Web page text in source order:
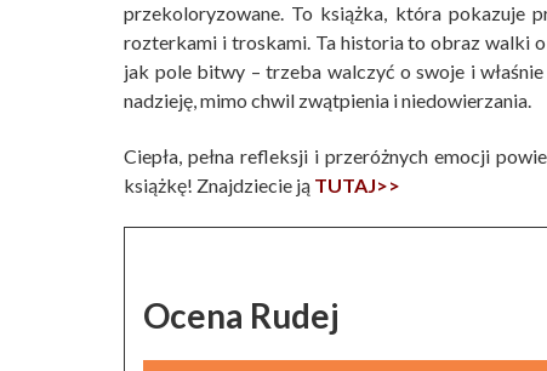
przekoloryzowane. To książka, która pokazuje
rozterkami i troskami. Ta historia to obraz walki
jak pole bitwy – trzeba walczyć o swoje i
nadzieję, mimo chwil zwątpienia i niedowierzania.
Ciepła, pełna refleksji i przeróżnych emocji
książkę! Znajdziecie ją TUTAJ>>
Ocena Rudej